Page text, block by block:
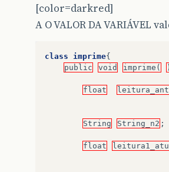
}
ch.
}
[color=darkred]
A O VALOR DA VARIÁVEL
class imprime{
public
void imprime( )
float
String String_n2 ;
float